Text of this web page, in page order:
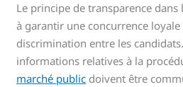
Le principe de transparence
à garantir une concurrence
discrimination entre les
informations relatives à la
marché public doivent être